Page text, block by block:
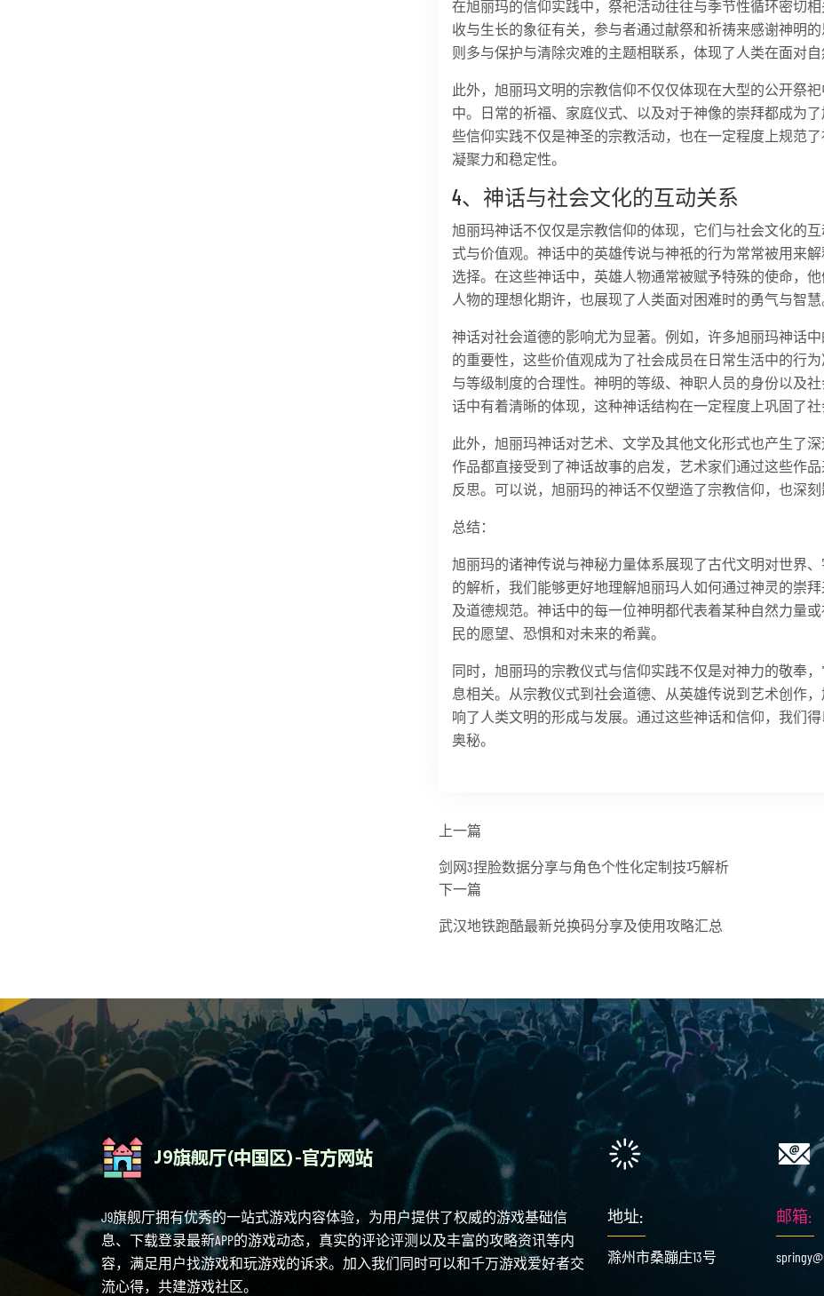
在旭丽玛的信仰实践中，祭祀活动往往与季节性循环密切
收与生长的象征有关，参与者通过献祭和祈祷来感谢神明
则多与保护与清除灾难的主题相联系，体现了人类在面对自
此外，旭丽玛文明的宗教信仰不仅仅体现在大型的公开祭
中。日常的祈福、家庭仪式、以及对于神像的崇拜都成为
些信仰实践不仅是神圣的宗教活动，也在一定程度上规范
凝聚力和稳定性。
4、神话与社会文化的互动关系
旭丽玛神话不仅仅是宗教信仰的体现，它们与社会文化的
式与价值观。神话中的英雄传说与神祇的行为常常被用来
选择。在这些神话中，英雄人物通常被赋予特殊的使命，
人物的理想化期许，也展现了人类面对困难时的勇气与智慧
神话对社会道德的影响尤为显著。例如，许多旭丽玛神话
的重要性，这些价值观成为了社会成员在日常生活中的行
与等级制度的合理性。神明的等级、神职人员的身份以及
话中有着清晰的体现，这种神话结构在一定程度上巩固了社
此外，旭丽玛神话对艺术、文学及其他文化形式也产生了
作品都直接受到了神话故事的启发，艺术家们通过这些作
反思。可以说，旭丽玛的神话不仅塑造了宗教信仰，也深刻
总结：
旭丽玛的诸神传说与神秘力量体系展现了古代文明对世界
的解析，我们能够更好地理解旭丽玛人如何通过神灵的崇
及道德规范。神话中的每一位神明都代表着某种自然力量
民的愿望、恐惧和对未来的希冀。
同时，旭丽玛的宗教仪式与信仰实践不仅是对神力的敬奉
息相关。从宗教仪式到社会道德、从英雄传说到艺术创作
响了人类文明的形成与发展。通过这些神话和信仰，我们
奥秘。
上一篇
剑网3捏脸数据分享与角色个性化定制技巧解析
下一篇
武汉地铁跑酷最新兑换码分享及使用攻略汇总
J9旗舰厅拥有优秀的一站式游戏内容体验，为用户提供了权威的游戏基础信
息、下载登录最新APP的游戏动态，真实的评论评测以及丰富的攻略资讯等内
容，满足用户找游戏和玩游戏的诉求。加入我们同时可以和千万游戏爱好者交
流心得，共建游戏社区。
地址:
滁州市桑蹦庄13号
邮箱: